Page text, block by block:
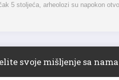
svoje mišljenje sa